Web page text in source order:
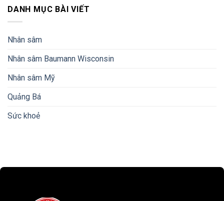
DANH MỤC BÀI VIẾT
Nhân sâm
Nhân sâm Baumann Wisconsin
Nhân sâm Mỹ
Quảng Bá
Sức khoẻ